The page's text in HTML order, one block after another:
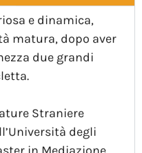
e dinamica,
matura, dopo aver
due grandi
Straniere
degli